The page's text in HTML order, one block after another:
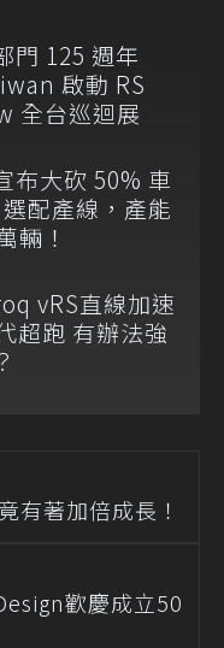
門 125 週年
啟動 RS
全台巡迴展
布大砍 50% 車
配產線，產能
輛！
vRS直線加速
超跑 有辦法強
有著加倍成長！
歡慶成立50